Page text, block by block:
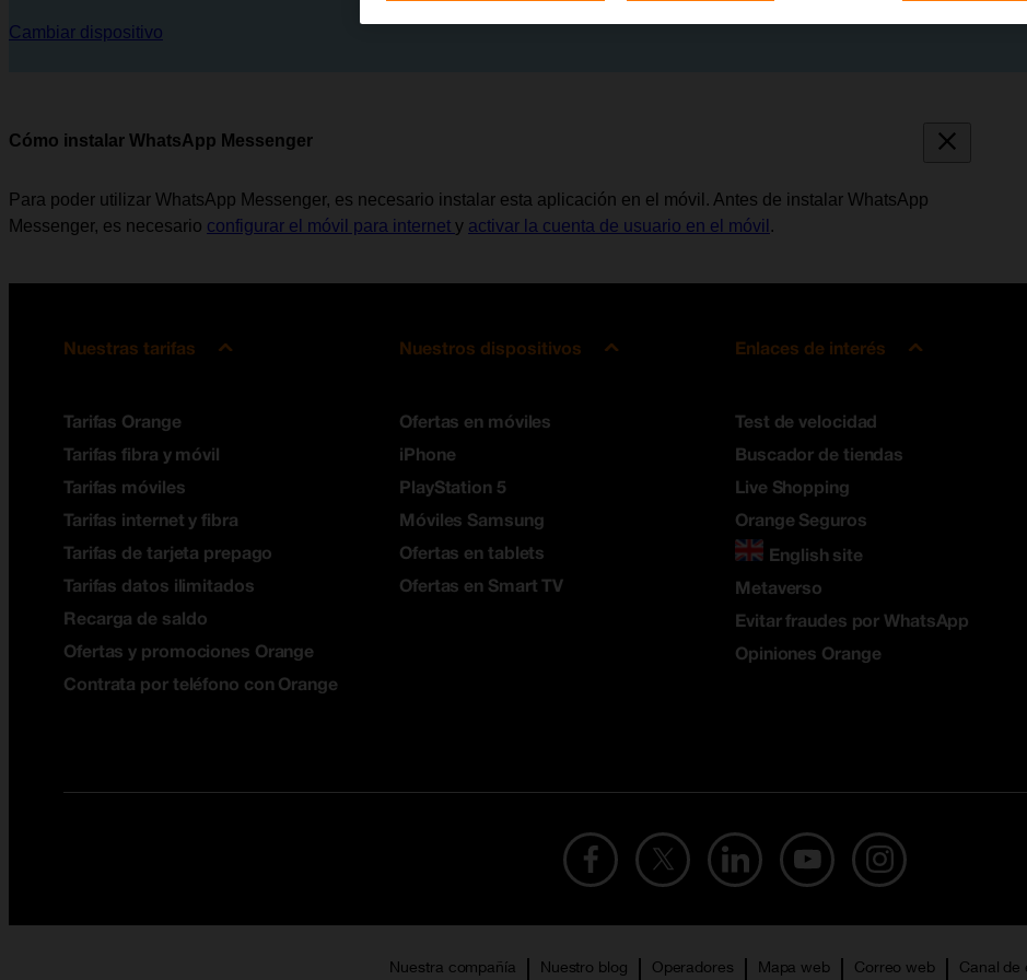
Cambiar dispositivo
Cómo instalar WhatsApp Messenger
Para poder utilizar WhatsApp Messenger, es necesario instalar esta aplicación en el móvil. Antes de instalar WhatsApp
Messenger, es necesario configurar el móvil para internet y activar la cuenta de usuario en el móvil .
Nuestras tarifas
Tarifas Orange
Tarifas fibra y móvil
Tarifas móviles
Tarifas internet y fibra
Tarifas de tarjeta prepago
Tarifas datos ilimitados
Recarga de saldo
Ofertas y promociones Orange
Contrata por teléfono con Orange
Nuestros dispositivos
Ofertas en móviles
iPhone
PlayStation 5
Móviles Samsung
Ofertas en tablets
Ofertas en Smart TV
Enlaces de interés
Test de velocidad
Buscador de tiendas
Live Shopping
Orange Seguros
English site
Metaverso
Evitar fraudes por WhatsApp
Opiniones Orange
Nuestra compañía Nuestro blog Operadores Mapa web Correo web Canal de